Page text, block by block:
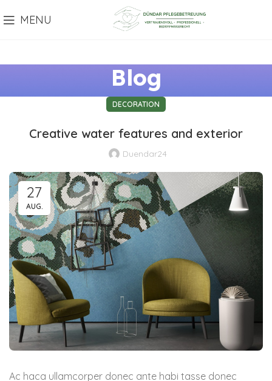
MENU
Blog
DECORATION
Creative water features and exterior
Duendar24
27
AUG.
Ac haca ullamcorper donec ante habi tasse donec